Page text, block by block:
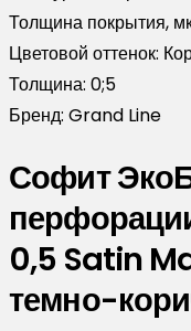
Толщина покрытия,
Цветовой оттенок:
Толщина: 0;5
Бренд: Grand Line
Софит
0,5 Satin
темно-